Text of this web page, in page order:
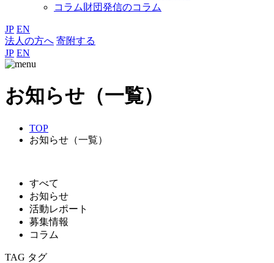
コラム財団発信のコラム
JP EN
法人の方へ 寄附する
JP EN
お知らせ（一覧）
TOP
お知らせ（一覧）
すべて
お知らせ
活動レポート
募集情報
コラム
TAG タグ